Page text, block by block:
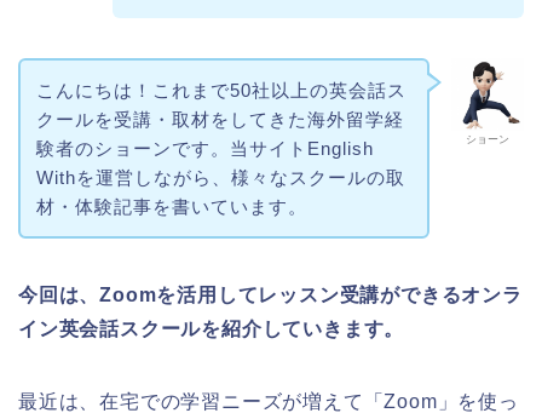
ショーン
こんにちは！これまで50社以上の英会話ス
クールを受講・取材をしてきた海外留学経
験者のショーンです。当サイトEnglish
Withを運営しながら、様々なスクールの取
材・体験記事を書いています。
今回は、Zoomを活用してレッスン受講ができるオンラ
イン英会話スクールを紹介していきます。
最近は、在宅での学習ニーズが増えて「Zoom」を使っ